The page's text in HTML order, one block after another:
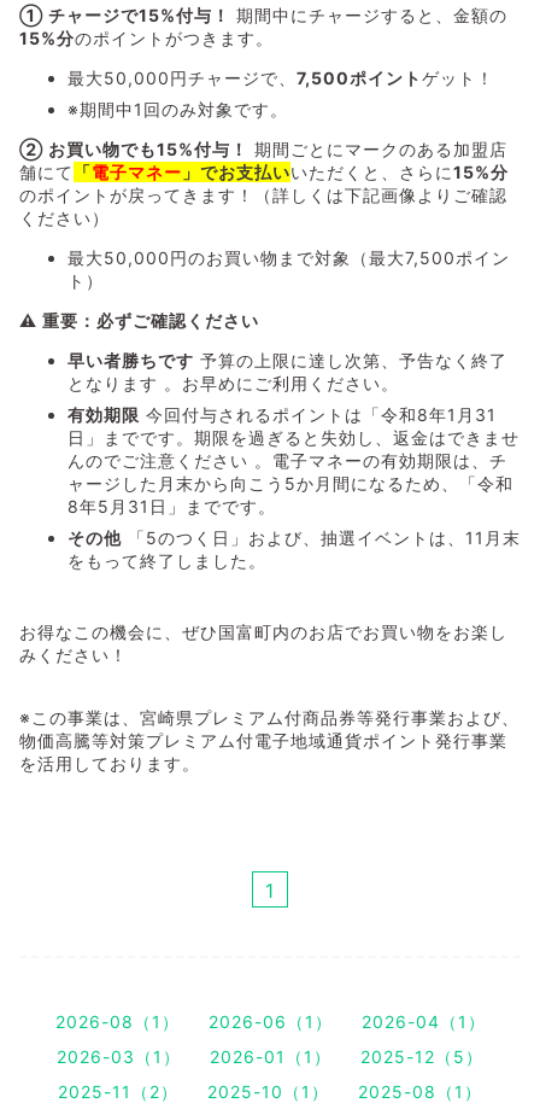
① チャージで15%付与！
期間中にチャージすると、金額の
15%分のポイントがつきます。
最大50,000円チャージで、 7,500ポイントゲット！
※期間中1回のみ対象です。
② お買い物でも15%付与！
期間ごとにマークのある加盟店
舗にて 「電子マネー 」でお支払いいただくと、さらに15%分
のポイントが戻ってきます！（詳しくは下記画像よりご確認
ください）
最大50,000円のお買い物まで対象（最大7,500ポイン
ト）
⚠️ 重要：必ずご確認ください
早い者勝ちです 予算の上限に達し次第、予告なく終了
となります 。お早めにご利用ください。
有効期限 今回付与されるポイントは「令和8年1月31
日」までです。期限を過ぎると失効し、返金はできませ
んのでご注意ください 。電子マネーの有効期限は、チ
ャージした月末から向こう5か月間になるため、「令和
8年5月31日」までです。
その他
「5のつく日」および、抽選イベントは、11月末
をもって終了しました。
お得なこの機会に、ぜひ国富町内のお店でお買い物をお楽し
みください！
※この事業は、宮崎県プレミアム付商品券等発行事業および、
物価高騰等対策プレミアム付電子地域通貨ポイント発行事業
を活用しております。
1
2026-08（1） 2026-06（1）
2026-04（1）
2026-03（1）
2026-01（1）
2025-12（5）
2025-11（2）
2025-10（1）
2025-08（1）